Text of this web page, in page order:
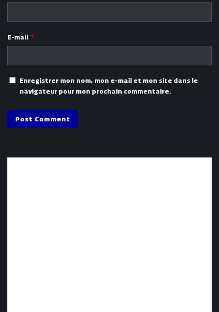
E-mail *
Enregistrer mon nom, mon e-mail et mon site dans le
navigateur pour mon prochain commentaire.